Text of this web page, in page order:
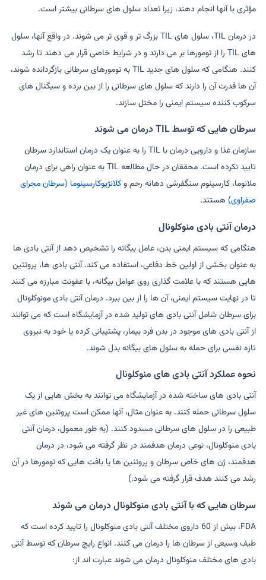
مؤثری با آنها انجام دهند، زیرا تعداد سلول های سرطانی بیشتر است.
در درمان TIL، سلول های TIL بزرگ تر و قوی تر می شوند. در واقع آنها، سلول
های TIL را از تومورها بر می دارند و در شرایط خاصی قرار می دهند تا رشد
کنند. هنگامی که سلول های جدید TIL به تومورهای سرطانی بازگردانده شوند،
آن ها قدرت آن را دارند که سلول های سرطانی را از بین برده و سیگنال های
سرکوب کننده سیستم ایمنی را مختل سازند.
سرطان هایی که توسط TIL درمان می شوند
سازمان غذا و دارویی درمان با TIL را به عنوان یک درمان استاندارد سرطان
تایید نکرده است. محققان در حال مطالعه TIL به عنوان راهی برای درمان
ملانوما، کارسینوم سنگفرشی دهانه رحم وکلانژیوکارسینوما (سرطان مجرای
صفراوی) هستند.
درمان آنتی بادی منوکلونال
هنگامی که سیستم ایمنی بدن، عامل بیگانه را تشخیص دهد از آنتی بادی ها
به عنوان بخشی از اولین خط دفاعی، استفاده می کند. آنتی بادی ها، پروتئین
هایی هستند که با علامت گذاری روی عوامل بیگانه، با عفونت مبارزه می کنند
تا در نهایت سیستم ایمنی، آن ها را از بین ببرد. درمان آنتی بادی مونوکلونال
برای سرطان شامل آنتی بادی های تولید شده در آزمایشگاه است که می توانند
از آنتی بادی های موجود در بدن فرد بیمار، پشتیبانی کرده یا خود به نیروی
تازه نفسی برای حمله به سلول های بیگانه بدل شوند.
نحوه عملکرد آنتی بادی های منوکلونال
آنتی بادی های ساخته شده در آزمایشگاه می توانند به بخش هایی از یک
سلول سرطانی حمله کنند. به عنوان مثال، آنها ممکن است پروتئین های غیر
طبیعی را در سلول های سرطانی مسدود کنند. (به طور معمول، درمان آنتی
بادی منوکلونال، نوعی درمان هدفمند در نظر گرفته می شود، در درمان
هدفمند، ژن های خاص سرطان و پروتئین ها یا بافت هایی که تومورها در آن
رشد می کنند هدف قرار گرفته می شود.)
سرطان هایی که با آنتی بادی منوکلونال درمان می شوند
FDA، بیش از 60 داروی مختلف آنتی بادی منوکلونال را تایید کرده است که
طیف وسیعی از سرطان ها را درمان می کنند. انواع رایج سرطان که توسط آنتی
بادی های مختلف منوکلونال درمان می شوند عبارت اند از: